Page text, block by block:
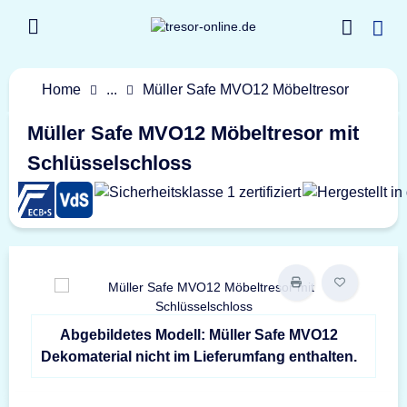
Home ... Müller Safe MVO12 Möbeltresor
Müller Safe MVO12 Möbeltresor mit
Schlüsselschloss
Abgebildetes Modell: Müller Safe MVO12
Dekomaterial nicht im Lieferumfang enthalten.